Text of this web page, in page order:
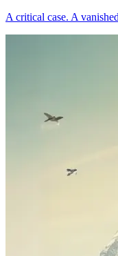
A critical case. A